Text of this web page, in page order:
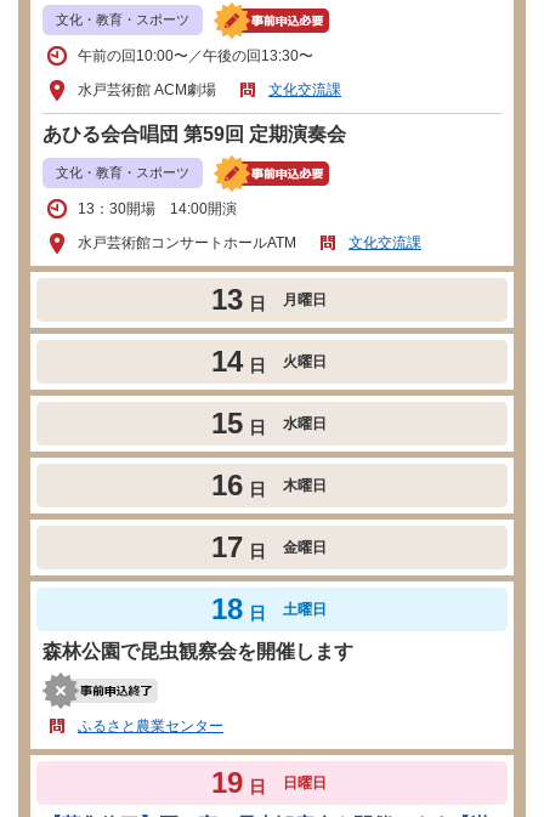
文化・教育・スポーツ
午前の回10:00〜／午後の回13:30〜
水戸芸術館 ACM劇場
文化交流課
あひる会合唱団 第59回 定期演奏会
文化・教育・スポーツ
13：30開場 14:00開演
水戸芸術館コンサートホールATM
文化交流課
13 日 月曜日
14 日 火曜日
15 日 水曜日
16 日 木曜日
17 日 金曜日
18 日 土曜日
森林公園で昆虫観察会を開催します
ふるさと農業センター
19 日 日曜日